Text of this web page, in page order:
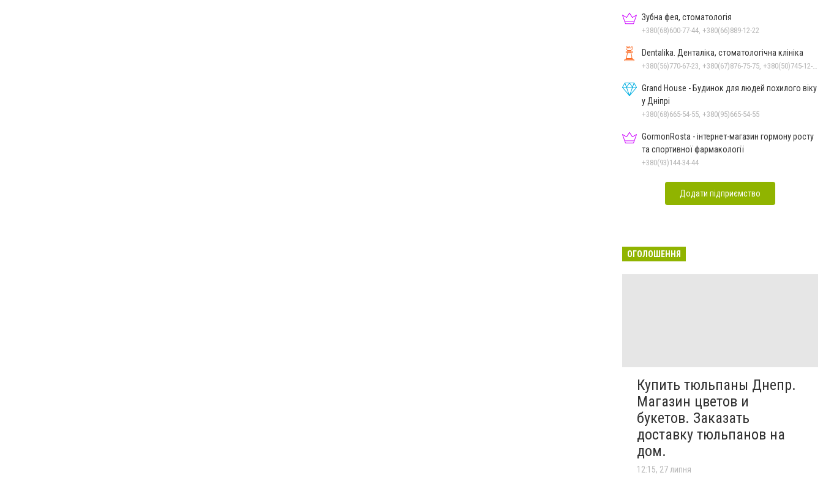
Зубна фея, стоматологія
+380(68)600-77-44, +380(66)889-12-22
Dentalika. Денталіка, стоматологічна клініка
Grand House - Будинок для людей похилого віку
у Дніпрі
+380(68)665-54-55, +380(95)665-54-55
GormonRosta - інтернет-магазин гормону росту
та спортивної фармакології
+380(93)144-34-44
Додати підприємство
ОГОЛОШЕННЯ
Купить тюльпаны Днепр.
Магазин цветов и
букетов. Заказать
доставку тюльпанов на
дом.
12:15, 27 липня